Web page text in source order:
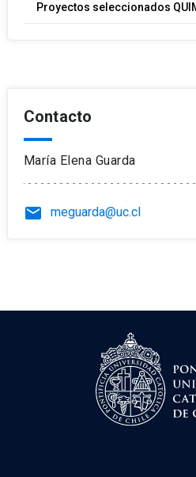
Proyectos seleccionados
Contacto
María Elena Guarda
email meguarda@uc.cl